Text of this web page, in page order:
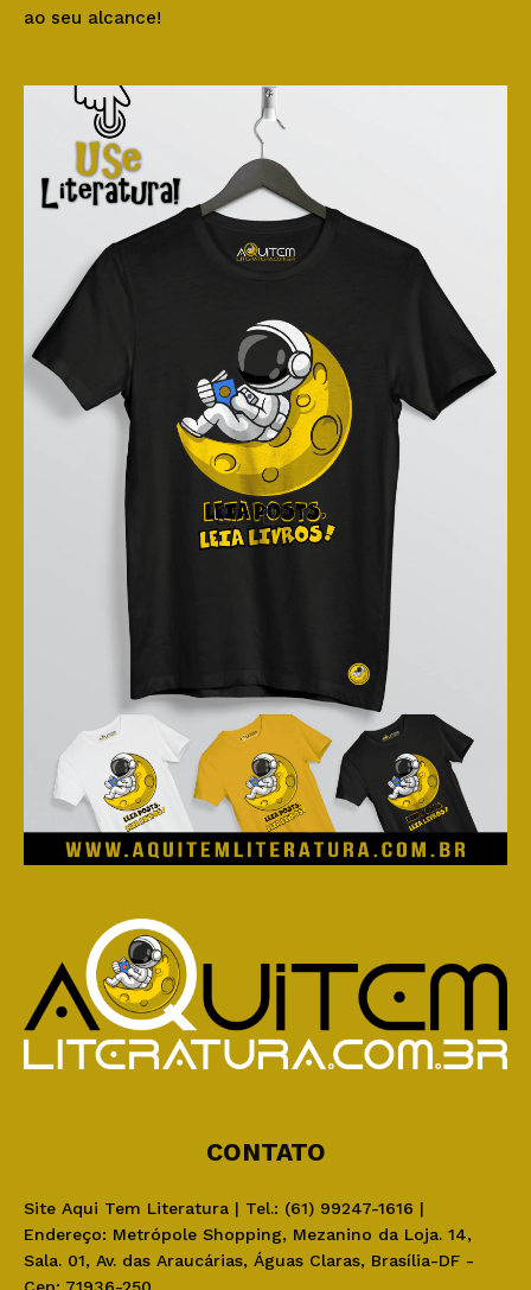
ao seu alcance!
CONTATO
Site Aqui Tem Literatura | Tel.: (61) 99247-1616 |
Endereço: Metrópole Shopping, Mezanino da Loja. 14,
Sala. 01, Av. das Araucárias, Águas Claras, Brasília-DF -
Cep: 71936-250